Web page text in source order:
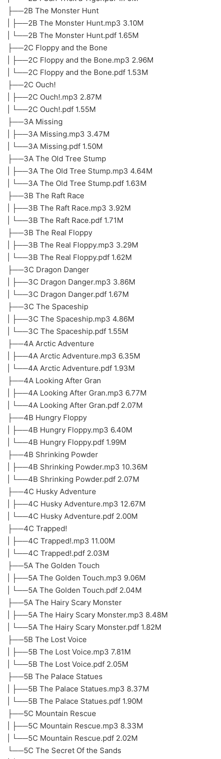
├──2B The Monster Hunt
| ├──2B The Monster Hunt.mp3 3.10M
| └──2B The Monster Hunt.pdf 1.65M
├──2C Floppy and the Bone
| ├──2C Floppy and the Bone.mp3 2.96M
| └──2C Floppy and the Bone.pdf 1.53M
├──2C Ouch!
| ├──2C Ouch!.mp3 2.87M
| └──2C Ouch!.pdf 1.55M
├──3A Missing
| ├──3A Missing.mp3 3.47M
| └──3A Missing.pdf 1.50M
├──3A The Old Tree Stump
| ├──3A The Old Tree Stump.mp3 4.64M
| └──3A The Old Tree Stump.pdf 1.63M
├──3B The Raft Race
| ├──3B The Raft Race.mp3 3.92M
| └──3B The Raft Race.pdf 1.71M
├──3B The Real Floppy
| ├──3B The Real Floppy.mp3 3.29M
| └──3B The Real Floppy.pdf 1.62M
├──3C Dragon Danger
| ├──3C Dragon Danger.mp3 3.86M
| └──3C Dragon Danger.pdf 1.67M
├──3C The Spaceship
| ├──3C The Spaceship.mp3 4.86M
| └──3C The Spaceship.pdf 1.55M
├──4A Arctic Adventure
| ├──4A Arctic Adventure.mp3 6.35M
| └──4A Arctic Adventure.pdf 1.93M
├──4A Looking After Gran
| ├──4A Looking After Gran.mp3 6.77M
| └──4A Looking After Gran.pdf 2.07M
├──4B Hungry Floppy
| ├──4B Hungry Floppy.mp3 6.40M
| └──4B Hungry Floppy.pdf 1.99M
├──4B Shrinking Powder
| ├──4B Shrinking Powder.mp3 10.36M
| └──4B Shrinking Powder.pdf 2.07M
├──4C Husky Adventure
| ├──4C Husky Adventure.mp3 12.67M
| └──4C Husky Adventure.pdf 2.00M
├──4C Trapped!
| ├──4C Trapped!.mp3 11.00M
| └──4C Trapped!.pdf 2.03M
├──5A The Golden Touch
| ├──5A The Golden Touch.mp3 9.06M
| └──5A The Golden Touch.pdf 2.04M
├──5A The Hairy Scary Monster
| ├──5A The Hairy Scary Monster.mp3 8.48M
| └──5A The Hairy Scary Monster.pdf 1.82M
├──5B The Lost Voice
| ├──5B The Lost Voice.mp3 7.81M
| └──5B The Lost Voice.pdf 2.05M
├──5B The Palace Statues
| ├──5B The Palace Statues.mp3 8.37M
| └──5B The Palace Statues.pdf 1.90M
├──5C Mountain Rescue
| ├──5C Mountain Rescue.mp3 8.33M
| └──5C Mountain Rescue.pdf 2.02M
└──5C The Secret Of the Sands